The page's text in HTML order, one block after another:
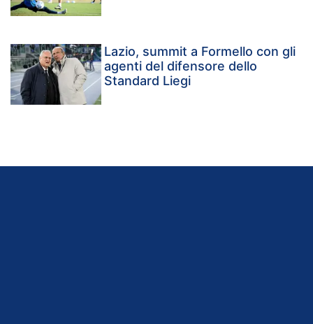
Lazio, summit a Formello con gli
agenti del difensore dello
Standard Liegi